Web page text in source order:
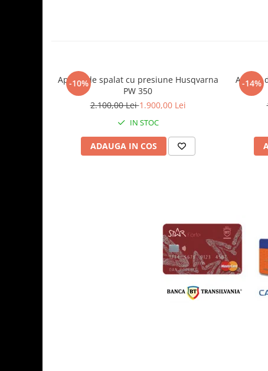
-10%
Aparat de spalat cu presiune Husqvarna
PW 350
2.100,00 Lei1.900,00 Lei
IN STOC
ADAUGA IN COS
-14%
Aparat